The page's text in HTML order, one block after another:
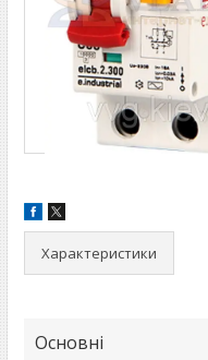
Характеристики
Основні